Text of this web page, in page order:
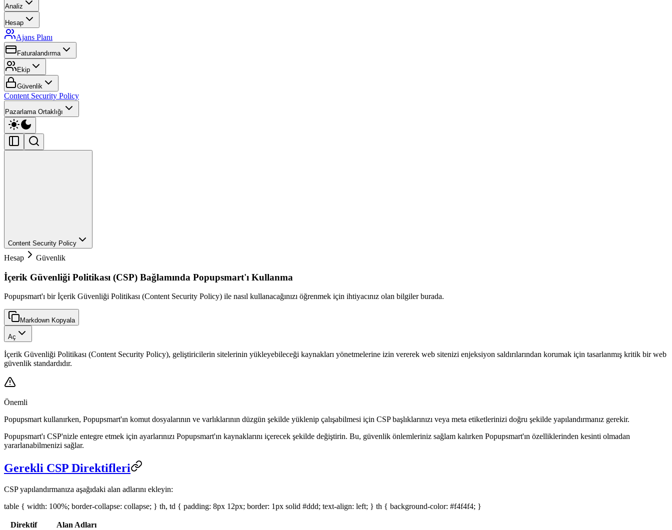
Analiz
Hesap
Ajans Planı
Faturalandırma
Ekip
Güvenlik
Content Security Policy
Pazarlama Ortaklığı
Content Security Policy
Hesap Güvenlik
İçerik Güvenliği Politikası (CSP) Bağlamında Popupsmart'ı Kullanma
Popupsmart'ı bir İçerik Güvenliği Politikası (Content Security Policy) ile nasıl kullanacağınızı öğrenmek için ihtiyacınız olan bilgiler burada.
Markdown Kopyala
Aç
İçerik Güvenliği Politikası (Content Security Policy), geliştiricilerin sitelerinin yükleyebileceği kaynakları yönetmelerine izin vererek web sitenizi enjeksiyon saldırılarından korumak için tasarlanmış kritik bir web
güvenlik standardıdır.
Önemli
Popupsmart kullanırken, Popupsmart'ın komut dosyalarının ve varlıklarının düzgün şekilde yüklenip çalışabilmesi için CSP başlıklarınızı veya meta etiketlerinizi doğru şekilde yapılandırmanız gerekir.
Popupsmart'ı CSP'nizle entegre etmek için ayarlarınızı Popupsmart'ın kaynaklarını içerecek şekilde değiştirin. Bu, güvenlik önlemleriniz sağlam kalırken Popupsmart'ın özelliklerinden kesinti olmadan
yararlanabilmenizi sağlar.
Gerekli CSP Direktifleri
CSP yapılandırmanıza aşağıdaki alan adlarını ekleyin:
table { width: 100%; border-collapse: collapse; } th, td { padding: 8px 12px; border: 1px solid #ddd; text-align: left; } th { background-color: #f4f4f4; }
Direktif Alan Adları